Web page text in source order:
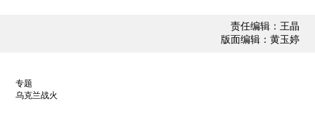
责任编辑：王晶
版面编辑：黄玉婷
专题
乌克兰战火